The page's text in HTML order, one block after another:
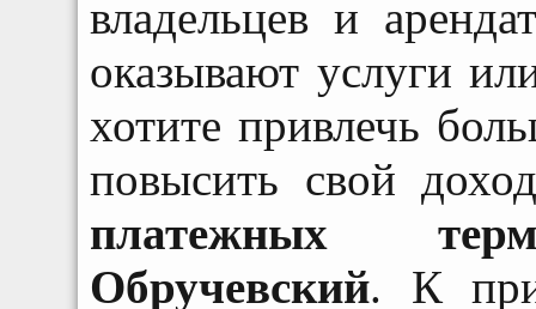
владельцев и
оказывают услуги
хотите привлечь
повысить свой
платежных
Обручевский. К